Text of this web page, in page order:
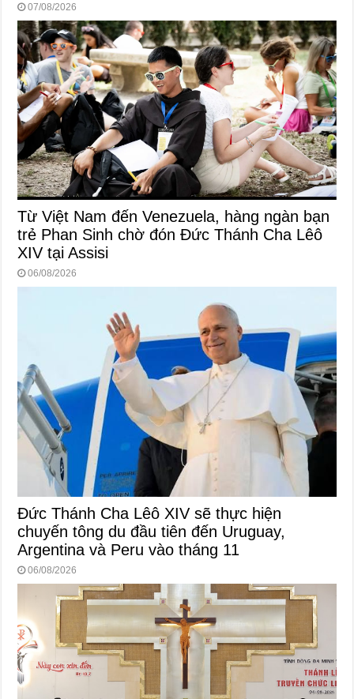
07/08/2026
Từ Việt Nam đến Venezuela, hàng ngàn bạn
trẻ Phan Sinh chờ đón Đức Thánh Cha Lêô
XIV tại Assisi
06/08/2026
Đức Thánh Cha Lêô XIV sẽ thực hiện
chuyến tông du đầu tiên đến Uruguay,
Argentina và Peru vào tháng 11
06/08/2026